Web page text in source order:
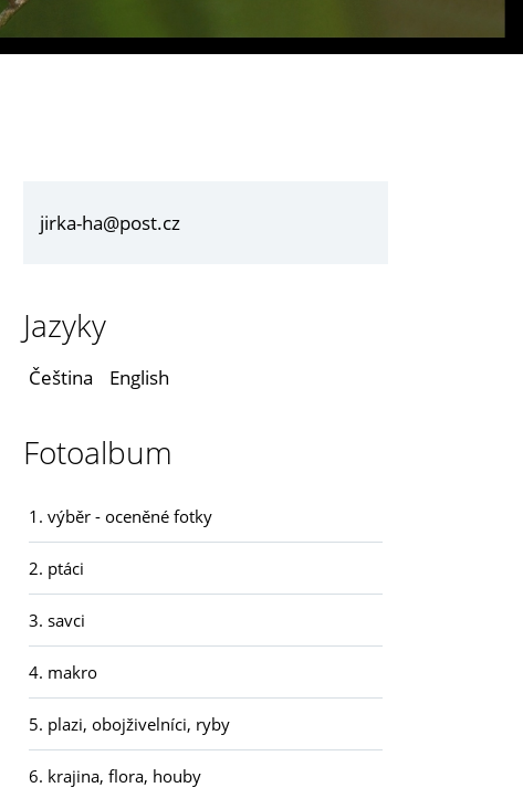
jirka-ha@post.cz
Jazyky
Čeština English
Fotoalbum
1. výběr - oceněné fotky
2. ptáci
3. savci
4. makro
5. plazi, obojživelníci, ryby
6. krajina, flora, houby